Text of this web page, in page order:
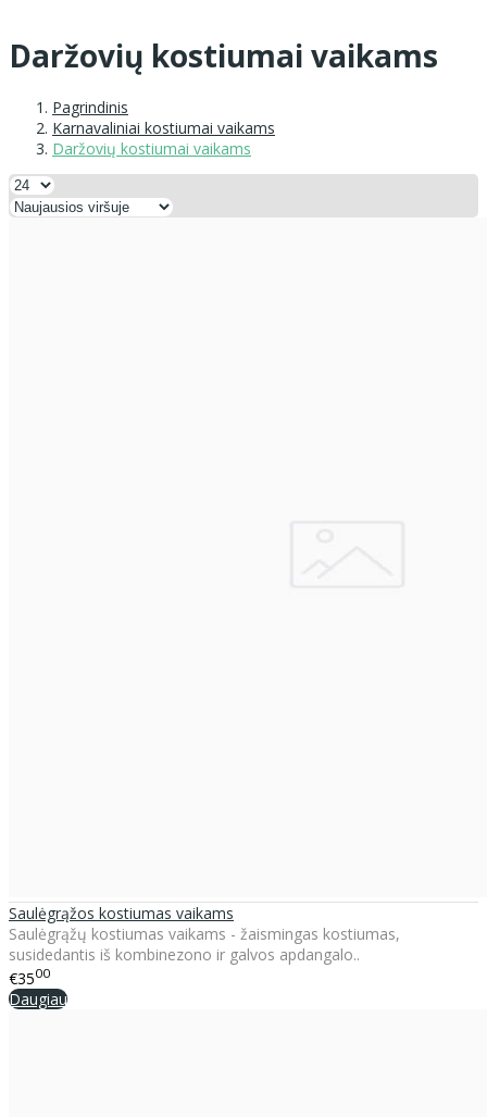
Daržovių kostiumai vaikams
Pagrindinis
Karnavaliniai kostiumai vaikams
Daržovių kostiumai vaikams
Saulėgrąžos kostiumas vaikams
Saulėgrąžų kostiumas vaikams - žaismingas kostiumas,
susidedantis iš kombinezono ir galvos apdangalo..
€3500
Daugiau